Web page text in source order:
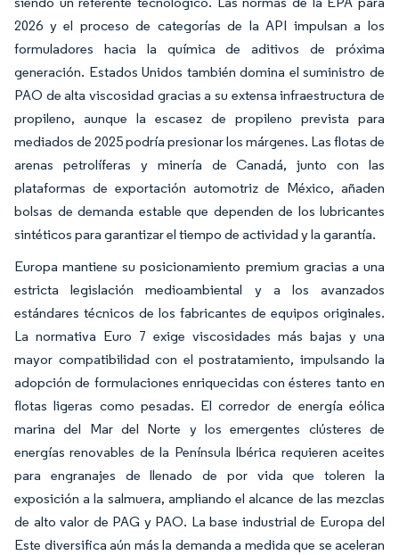
2026 y el proceso de categorías de la API impulsan a los
formuladores hacia la química de aditivos de próxima
generación. Estados Unidos también domina el suministro de
PAO de alta viscosidad gracias a su extensa infraestructura de
propileno, aunque la escasez de propileno prevista para
mediados de 2025 podría presionar los márgenes. Las flotas de
arenas petrolíferas y minería de Canadá, junto con las
plataformas de exportación automotriz de México, añaden
bolsas de demanda estable que dependen de los lubricantes
sintéticos para garantizar el tiempo de actividad y la garantía.
Europa mantiene su posicionamiento premium gracias a una
estricta legislación medioambiental y a los avanzados
estándares técnicos de los fabricantes de equipos originales.
La normativa Euro 7 exige viscosidades más bajas y una
mayor compatibilidad con el postratamiento, impulsando la
adopción de formulaciones enriquecidas con ésteres tanto en
flotas ligeras como pesadas. El corredor de energía eólica
marina del Mar del Norte y los emergentes clústeres de
energías renovables de la Península Ibérica requieren aceites
para engranajes de llenado de por vida que toleren la
exposición a la salmuera, ampliando el alcance de las mezclas
de alto valor de PAG y PAO. La base industrial de Europa del
Este diversifica aún más la demanda a medida que se aceleran